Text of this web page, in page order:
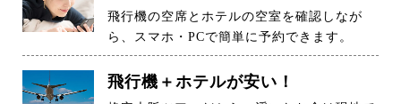
飛行機の空席とホテルの空室を確認しなが
ら、スマホ・PCで簡単に予約できます。
飛行機＋ホテルが安い！